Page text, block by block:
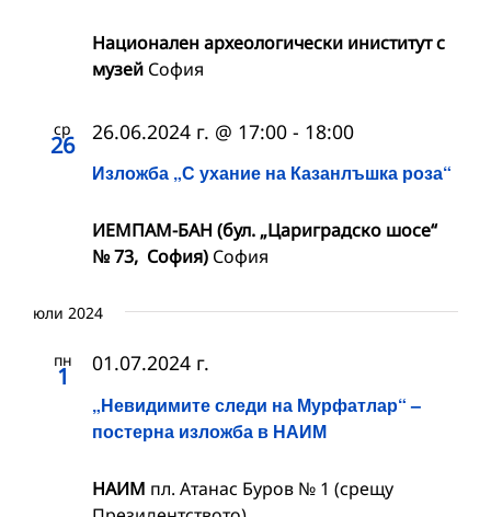
Национален археологически иниститут с
музей София
ср
26
Изложба „С ухание на Казанлъшка роза“
26.06.2024 г. @ 17:00 - 18:00
ИЕМПАМ-БАН (бул. „Цариградско шосе“
№ 73, София) София
юли 2024
пн
1
„Невидимите следи на Мурфатлар“ –
постерна изложба в НАИМ
01.07.2024 г.
НАИМ пл. Атанас Буров № 1 (срещу